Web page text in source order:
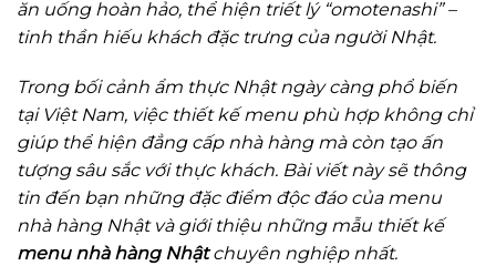
ăn uống hoàn hảo, thể hiện triết lý “omotenashi” –
tinh thần hiếu khách đặc trưng của người Nhật.
Trong bối cảnh ẩm thực Nhật ngày càng phổ biến
tại Việt Nam, việc thiết kế menu phù hợp không chỉ
giúp thể hiện đẳng cấp nhà hàng mà còn tạo ấn
tượng sâu sắc với thực khách. Bài viết này sẽ thông
tin đến bạn những đặc điểm độc đáo của menu
nhà hàng Nhật và giới thiệu những mẫu thiết kế
menu nhà hàng Nhậtchuyên nghiệp nhất.